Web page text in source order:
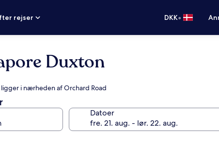
rejser
DKK•
Duxton
i nærheden af Orchard Road
Datoer